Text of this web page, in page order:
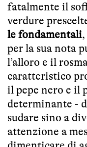
fatalmente il
verdure
le fondamentali
per la sua nota
l’alloro e il
caratteristico
il pepe nero e il
determinante -
sudare sino a
attenzione a